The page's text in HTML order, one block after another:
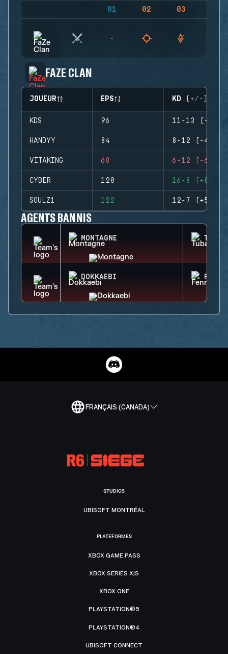
01 02 03
FAZE CLAN
JOUEUR EPS KD (+/-)
KDS 96 11-13 (-2)
HANDYY 84 8-12 (-4)
VITAKING 68 6-12 (-6)
CYBER 120 16-8 (+8)
SOULZ1 122 12-7 (+5)
AGENTS BANNIS
MONTAGNE
DOKKAEBI
FRANÇAIS (CANADA)
STUDIOS
UBISOFT MONTRÉAL
PLATEFORMES
XBOX GAME PASS
XBOX SERIES X|S
XBOX ONE
PLAYSTATION®5
PLAYSTATION®4
UBISOFT CONNECT